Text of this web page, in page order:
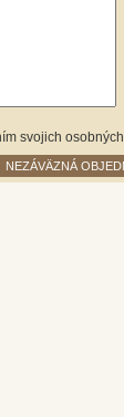
svojich
NEZÁVÄZNÁ